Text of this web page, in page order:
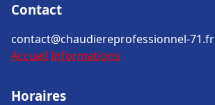
Contact
contact@chaudiereprofessionnel-71.fr
Accueil Informations
Horaires